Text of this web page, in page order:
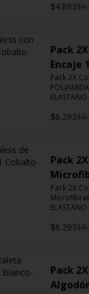
$4.893
Pack
Pack 2X
ELASTANO
$6.293
Pack
Pack 2X
ELASTANO
$6.293
Pack